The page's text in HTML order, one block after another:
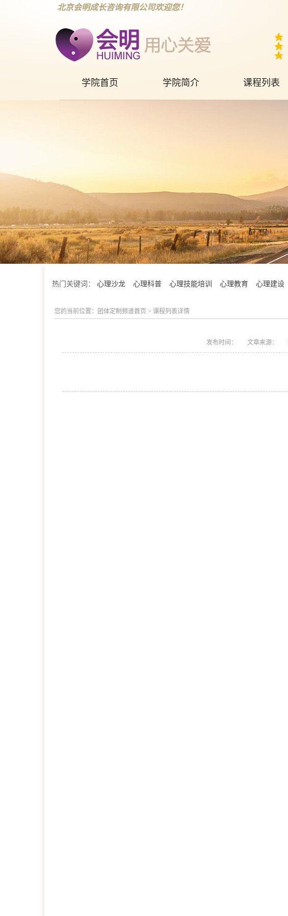
北京会明成长咨询有限公司欢迎您！
学院首页 学院简介 课程列表
热门关键词： 心理沙龙 心理科普 心理技能培训 心理教育 心理建设
您的当前位置： 团体定制频道首页 > 课程列表详情
发布时间： 文章来源：